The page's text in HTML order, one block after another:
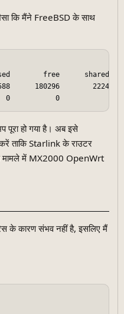
जैसा कि मैंने FreeBSD के साथ
free      shared
180296        2224
0           0
पूरा हो गया है। अब इसे
ताकि Starlink के राउटर
मामले में MX2000 OpenWrt
के कारण संभव नहीं है, इसलिए मैं